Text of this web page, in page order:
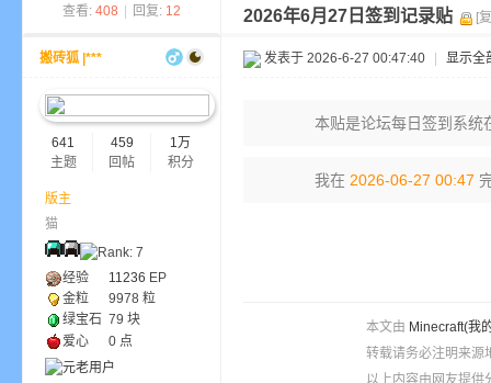
查看: 408 回复: 12 2026年6月27日签到记录贴 [
搬砖狐 |***
641
主题
459
回帖
1万
积分
版主
猫
经验 11236 EP
金粒
9978 粒
绿宝石 79 块
爱心
0 点
发表于 2026-6-27 00:47:40 显示全
本贴是论坛每日签到系统
我在 2026-06-27 00:47
本文由 Minecraft(我
转载请务必注明来源
以上内容由网友提供